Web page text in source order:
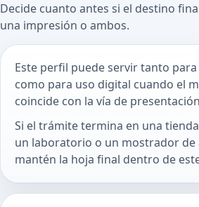
Decide cuanto antes si el destino
una impresión o ambos.
Este perfil puede servir tanto
como para uso digital cuando el
coincide con la vía de
Si el trámite termina en una
un laboratorio o un mostrador de
mantén la hoja final dentro de